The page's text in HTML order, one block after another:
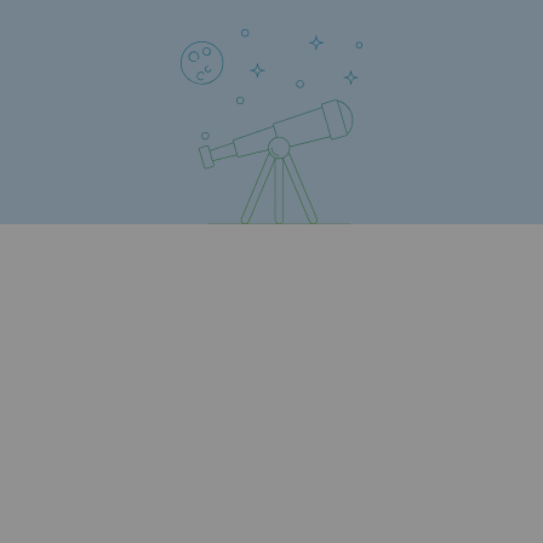
Engagements auprès des territoires
Notre investissement dans les